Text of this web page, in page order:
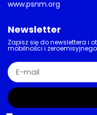
www.psnm.org
Newsletter
Zapisz się do newslettera i
mobilności i